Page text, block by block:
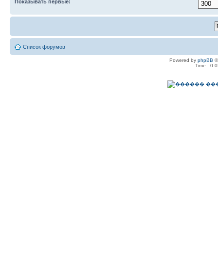
Показывать первые:
Список форумов
Powered by phpBB
Time :